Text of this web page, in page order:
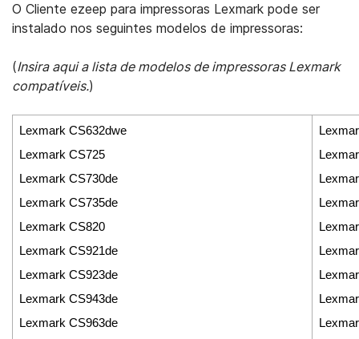
O Cliente ezeep para impressoras Lexmark pode ser
instalado nos seguintes modelos de impressoras:
(Insira aqui a lista de modelos de impressoras Lexmark
compatíveis.)
Lexmark CS632dwe
Lexmark CS725
Lexmark CS730de
Lexmark CS735de
Lexmark CS820
Lexmark CS921de
Lexmark CS923de
Lexmark CS943de
Lexmark CS963de